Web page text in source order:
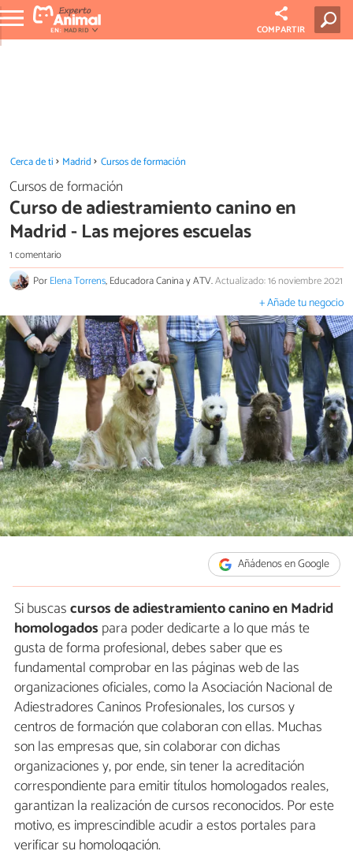
EN: MADRID COMPARTIR
Cerca de ti Madrid Cursos de formación
Cursos de formación
Curso de adiestramiento canino en
Madrid - Las mejores escuelas
1 comentario
PorElena Torrens, Educadora Canina y ATV.Actualizado: 16 noviembre 2021
+ Añade tu negocio
Añádenos en Google
Si buscascursos de adiestramiento canino en Madrid
homologados para poder dedicarte a lo que más te
gusta de forma profesional, debes saber que es
fundamental comprobar en las páginas web de las
organizaciones oficiales, como la Asociación Nacional de
Adiestradores Caninos Profesionales, los cursos y
centros de formación que colaboran con ellas. Muchas
son las empresas que, sin colaborar con dichas
organizaciones y, por ende, sin tener la acreditación
correspondiente para emitir títulos homologados reales,
garantizan la realización de cursos reconocidos. Por este
motivo, es imprescindible acudir a estos portales para
verificar su homologación.